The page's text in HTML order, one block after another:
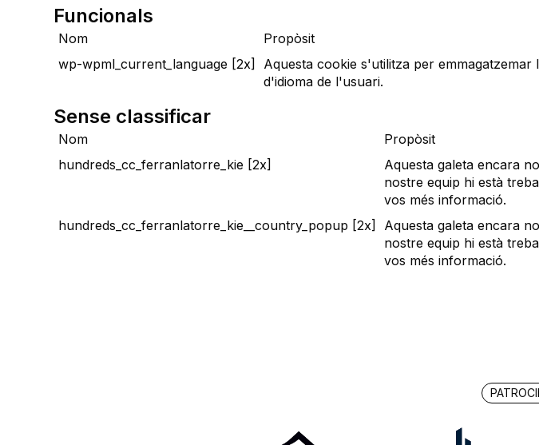
Funcionals
Nom Propòsit
wp-wpml_current_language [2x]
Aquesta cookie s'utilitza per emmagatzemar
d'idioma de l'usuari.
Sense classificar
Nom Propòsit
hundreds_cc_ferranlatorre_kie [2x]
Aquesta galeta encara
nostre equip hi està
vos més informació.
hundreds_cc_ferranlatorre_kie__country_popup [2x]
Aquesta galeta encara
nostre equip hi està
vos més informació.